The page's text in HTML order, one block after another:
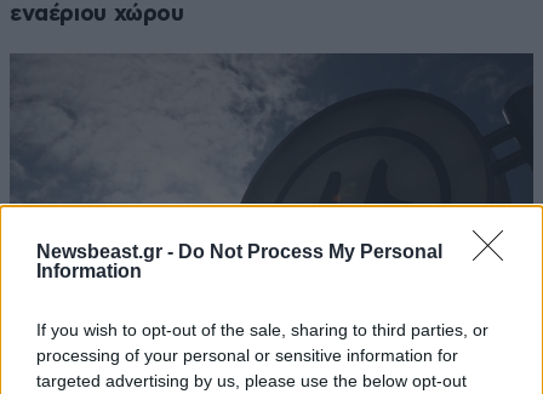
Newsbeast.gr - Do Not Process My Personal
Information
If you wish to opt-out of the sale, sharing to third parties, or
processing of your personal or sensitive information for
targeted advertising by us, please use the below opt-out
εναέριου χώρου